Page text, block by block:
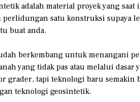
adalah material proyek yang
satu konstruksi supaya
buat anda.
berkembang untuk menangani
yang tidak pas atau melalui
tapi teknologi baru semakin
teknologi geosintetik.